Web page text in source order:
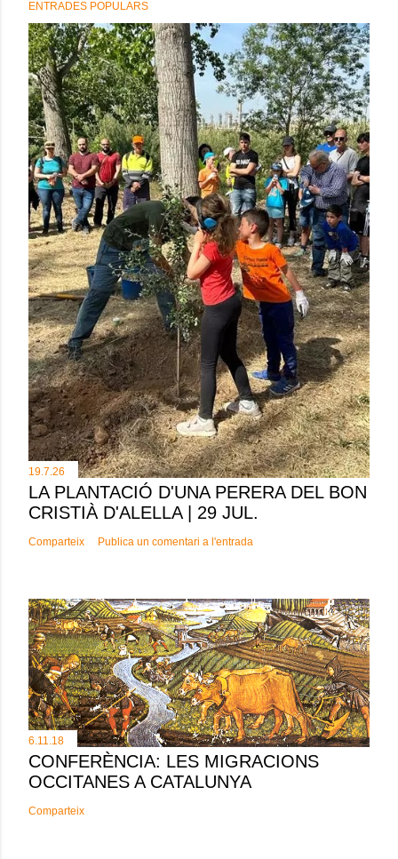
ENTRADES POPULARS
19.7.26
LA PLANTACIÓ D'UNA PERERA DEL BON
CRISTIÀ D'ALELLA | 29 JUL.
Comparteix Publica un comentari a l'entrada
6.11.18
CONFERÈNCIA: LES MIGRACIONS
OCCITANES A CATALUNYA
Comparteix